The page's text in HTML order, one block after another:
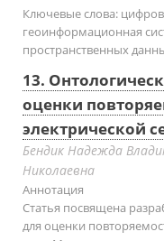
Ключевые слова:
геоинформационная
пространственных
13.
оценки
электрической
Бендик Надежда
Николаевна
Аннотация
Статья посвящена
для оценки